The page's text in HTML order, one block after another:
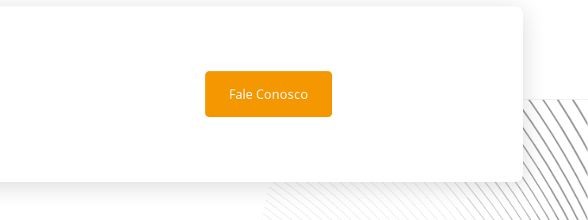
Fale Conosco